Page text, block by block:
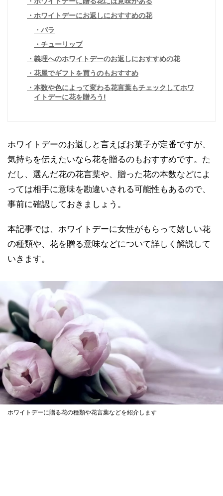
ホワイトデーにお返しにおすすめの花
バラ
チューリップ
義理へのホワイトデーのお返しにおすすめの花
花屋でギフトを買うのもおすすめ
本数や色によって変わる花言葉もチェックしてホワ
イトデーに花を贈ろう!
ホワイトデーのお返しと言えばお菓子が定番ですが、
気持ちを伝えたいなら花を贈るのもおすすめです。た
だし、選んだ花の花言葉や、贈った花の本数などによ
っては相手に意味を勘違いされる可能性もあるので、
事前に確認しておきましょう。
本記事では、ホワイトデーに女性がもらって嬉しい花
の種類や、花を贈る意味などについて詳しく解説して
いきます。
ホワイトデーに贈る花の種類や花言葉などを紹介します